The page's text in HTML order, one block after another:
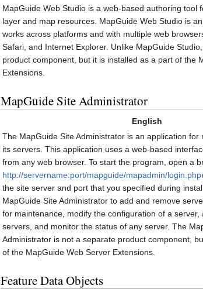
MapGuide Web Studio is a web-based authoring tool
layer and map resources. MapGuide Web Studio is
works across platforms and with multiple web
Safari, and Internet Explorer. Unlike MapGuide
product component, but it is installed as a part of the
Extensions.
MapGuide Site Administrator
English
The MapGuide Site Administrator is an application for
its servers. This application uses a web-based
from any web browser. To start the program, open a
http://servername:port/mapguide/mapadmin/login.php
the site server and port that you specified during
MapGuide Site Administrator to add and remove
for maintenance, modify the configuration of a server,
servers, and monitor the status of any server. The
Administrator is not a separate product component,
of the MapGuide Web Server Extensions.
Feature Data Objects